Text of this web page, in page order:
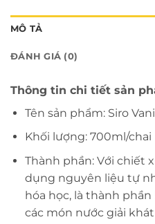
MÔ TẢ
ĐÁNH GIÁ (0)
Thông tin chi tiết sản
Tên sản phẩm: Siro
Khối lượng: 700ml/chai
Thành phần: Với chiết
dụng nguyên liệu tự
hóa học, là thành
các món nước giải